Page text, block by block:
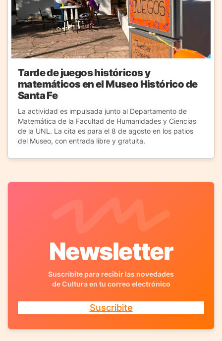
Tarde de juegos históricos y
matemáticos en el Museo Histórico de
Santa Fe
La actividad es impulsada junto al Departamento de
Matemática de la Facultad de Humanidades y Ciencias
de la UNL. La cita es para el 8 de agosto en los patios
del Museo, con entrada libre y gratuita.
Newsletter
Suscribite para recibir las novedades
de Cultura en tu correo electrónico
Suscribite